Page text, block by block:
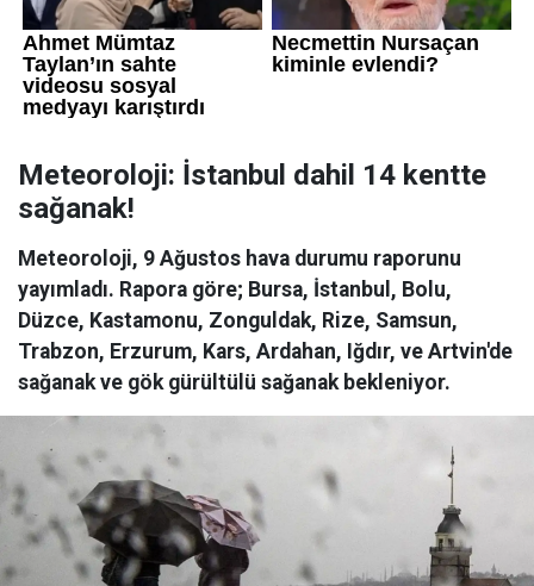
Meteoroloji: İstanbul dahil 14 kentte
sağanak!
Meteoroloji, 9 Ağustos hava durumu raporunu
yayımladı. Rapora göre; Bursa, İstanbul, Bolu,
Düzce, Kastamonu, Zonguldak, Rize, Samsun,
Trabzon, Erzurum, Kars, Ardahan, Iğdır, ve Artvin'de
sağanak ve gök gürültülü sağanak bekleniyor.